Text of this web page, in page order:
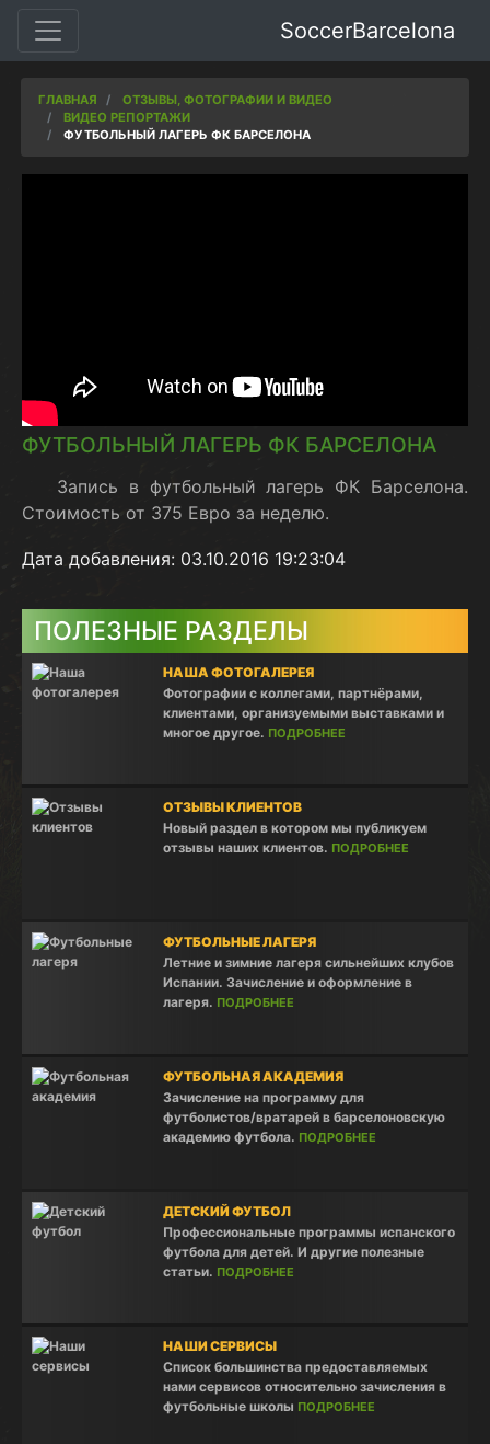
SoccerBarcelona
ГЛАВНАЯ
ОТЗЫВЫ, ФОТОГРАФИИ И ВИДЕО
ВИДЕО РЕПОРТАЖИ
ФУТБОЛЬНЫЙ ЛАГЕРЬ ФК БАРСЕЛОНА
ФУТБОЛЬНЫЙ ЛАГЕРЬ ФК БАРСЕЛОНА
Запись в футбольный лагерь ФК Барселона.
Стоимость от 375 Евро за неделю.
Дата добавления: 03.10.2016 19:23:04
ПОЛЕЗНЫЕ РАЗДЕЛЫ
НАША ФОТОГАЛЕРЕЯ
Фотографии с коллегами, партнёрами,
клиентами, организуемыми выставками и
многое другое. ПОДРОБНЕЕ
ОТЗЫВЫ КЛИЕНТОВ
Новый раздел в котором мы публикуем
отзывы наших клиентов. ПОДРОБНЕЕ
ФУТБОЛЬНЫЕ ЛАГЕРЯ
Летние и зимние лагеря сильнейших клубов
Испании. Зачисление и оформление в
лагеря. ПОДРОБНЕЕ
ФУТБОЛЬНАЯ АКАДЕМИЯ
Зачисление на программу для
футболистов/вратарей в барселоновскую
академию футбола. ПОДРОБНЕЕ
ДЕТСКИЙ ФУТБОЛ
Профессиональные программы испанского
футбола для детей. И другие полезные
статьи. ПОДРОБНЕЕ
НАШИ СЕРВИСЫ
Список большинства предоставляемых
нами сервисов относительно зачисления в
футбольные школы ПОДРОБНЕЕ